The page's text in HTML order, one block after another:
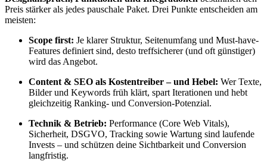
Preis stärker als jedes pauschale Paket. Drei Punkte entscheiden am
meisten:
Scope first: Je klarer Struktur, Seitenumfang und Must-have-
Features definiert sind, desto treffsicherer (und oft günstiger)
wird das Angebot.
Content & SEO als Kostentreiber – und Hebel: Wer Texte,
Bilder und Keywords früh klärt, spart Iterationen und hebt
gleichzeitig Ranking- und Conversion-Potenzial.
Technik & Betrieb: Performance (Core Web Vitals),
Sicherheit, DSGVO, Tracking sowie Wartung sind laufende
Invests – und schützen deine Sichtbarkeit und Conversion
langfristig.